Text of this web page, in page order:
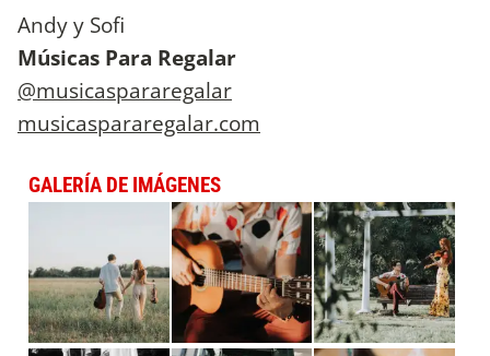
Andy y Sofi
Músicas Para Regalar
@musicaspararegalar
musicaspararegalar.com
GALERÍA DE IMÁGENES